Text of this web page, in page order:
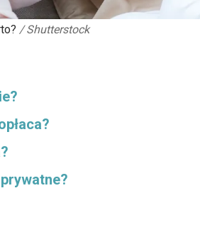
/ Shutterstock